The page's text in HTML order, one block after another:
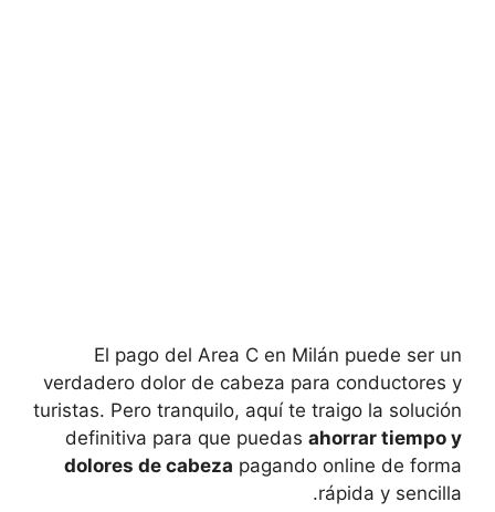
El​ pago del Area C en Milán puede ‍ser un⁣
verdadero dolor de cabeza para ⁢conductores y
turistas. Pero tranquilo, aquí‌ te traigo la solución
definitiva para que puedas ahorrar tiempo y
dolores de ​cabeza pagando online de forma
⁣rápida‍ y sencilla.​